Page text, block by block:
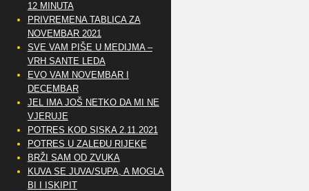
12 MINUTA
PRIVREMENA TABLICA ZA
NOVEMBAR 2021
SVE VAM PIŠE U MEDIJMA –
VRH SANTE LEDA
EVO VAM NOVEMBAR I
DECEMBAR
JEL IMA JOŠ NETKO DA MI NE
VJERUJE
POTRES KOD SISKA 2.11.2021
POTRES U ZALEĐU RIJEKE
BRŽI SAM OD ZVUKA
KUVA SE JUVA/SUPA, A MOGLA
BI I ISKIPIT